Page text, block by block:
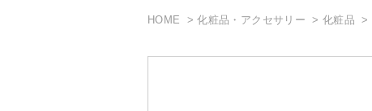
HOME 化粧品・アクセサリー 化粧品